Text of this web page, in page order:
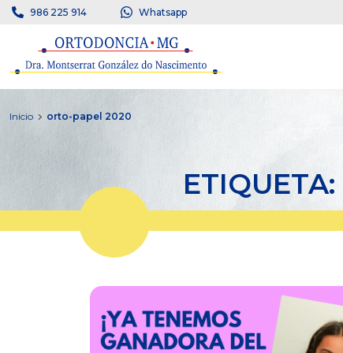
986 225 914 Whatsapp
Inicio orto-papel 2020